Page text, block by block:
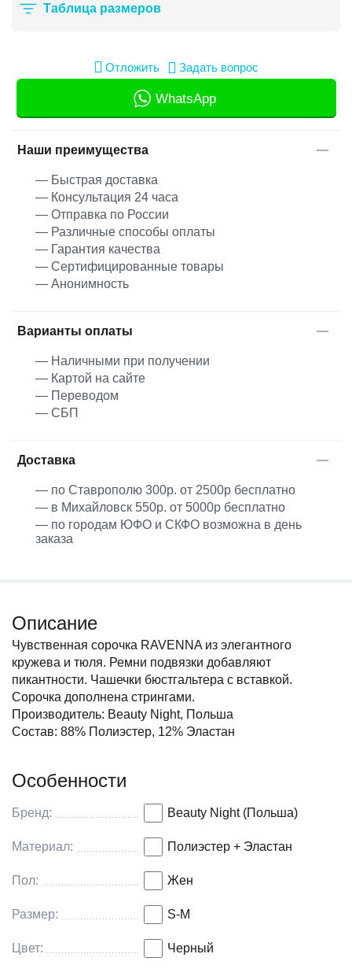
Таблица размеров
Отложить Задать вопрос
WhatsApp
Наши преимущества
— Быстрая доставка
— Консультация 24 часа
— Отправка по России
— Различные способы оплаты
— Гарантия качества
— Сертифицированные товары
— Анонимность
Варианты оплаты
— Наличными при получении
— Картой на сайте
— Переводом
— СБП
Доставка
— по Ставрополю 300р. от 2500р бесплатно
— в Михайловск 550р. от 5000р бесплатно
— по городам ЮФО и СКФО возможна в день
заказа
Описание
Чувственная сорочка RAVENNA из элегантного
кружева и тюля. Ремни подвязки добавляют
пикантности. Чашечки бюстгальтера с вставкой.
Сорочка дополнена стрингами.
Производитель: Beauty Night, Польша
Состав: 88% Полиэстер, 12% Эластан
Особенности
Бренд: Beauty Night (Польша)
Материал: Полиэстер + Эластан
Пол: Жен
Размер: S-M
Цвет: Черный